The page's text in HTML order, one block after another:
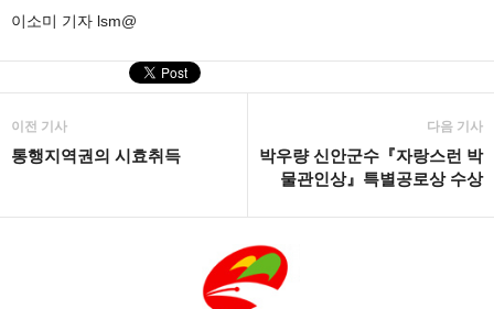
이소미 기자 lsm@
이전 기사
통행지역권의 시효취득
다음 기사
박우량 신안군수『자랑스런 박
물관인상』특별공로상 수상